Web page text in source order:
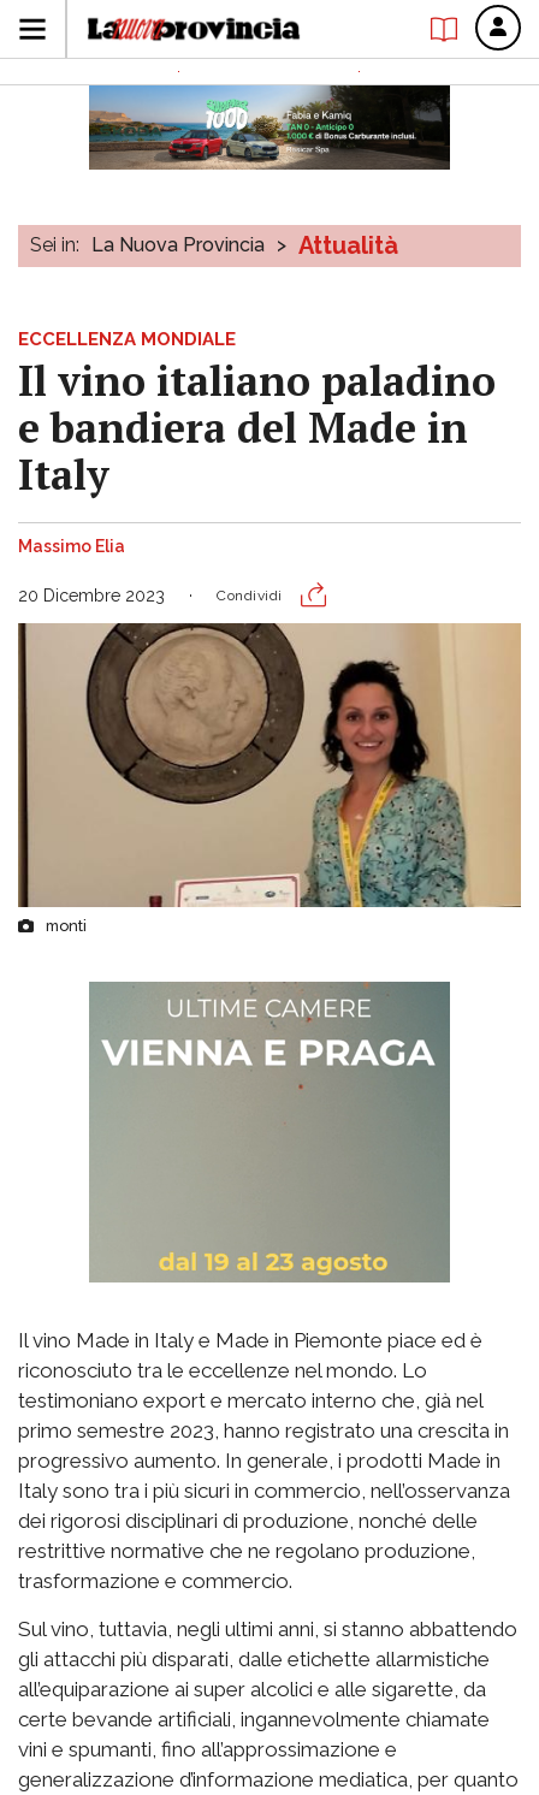
Sei in: La Nuova Provincia > Attualità
ECCELLENZA MONDIALE
Il vino italiano paladino
e bandiera del Made in
Italy
Massimo Elia
20 Dicembre 2023 Condividi
monti
Il vino Made in Italy e Made in Piemonte piace ed è
riconosciuto tra le eccellenze nel mondo. Lo
testimoniano export e mercato interno che, già nel
primo semestre 2023, hanno registrato una crescita in
progressivo aumento. In generale, i prodotti Made in
Italy sono tra i più sicuri in commercio, nell’osservanza
dei rigorosi disciplinari di produzione, nonché delle
restrittive normative che ne regolano produzione,
trasformazione e commercio.
Sul vino, tuttavia, negli ultimi anni, si stanno abbattendo
gli attacchi più disparati, dalle etichette allarmistiche
all’equiparazione ai super alcolici e alle sigarette, da
certe bevande artificiali, ingannevolmente chiamate
vini e spumanti, fino all’approssimazione e
generalizzazione d’informazione mediatica, per quanto